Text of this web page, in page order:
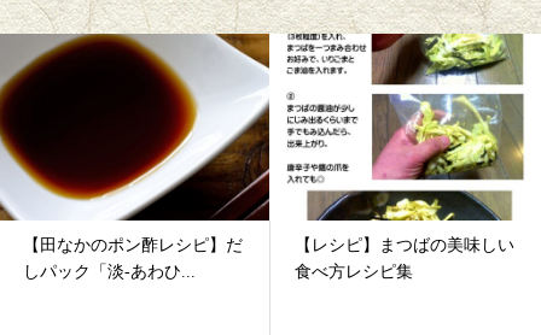
【田なかのポン酢レシピ】だ
しパック「淡-あわひ...
【レシピ】まつばの美味しい
食べ方レシピ集